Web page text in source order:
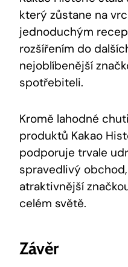
který zůstane na
jednoduchým
rozšířením ‌do
nejoblíbenější
spotřebiteli.
Kromě lahodné⁤
produktů Kakao
podporuje trvale
spravedlivý
atraktivnější
celém světě.
Závěr